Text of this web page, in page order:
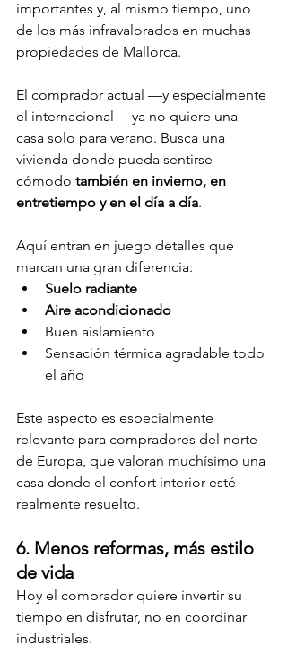
importantes y, al mismo tiempo, uno
de los más infravalorados en muchas
propiedades de Mallorca.
El comprador actual —y especialmente
el internacional— ya no quiere una
casa solo para verano. Busca una
vivienda donde pueda sentirse
cómodo también en invierno, en
entretiempo y en el día a día.
Aquí entran en juego detalles que
marcan una gran diferencia:
Suelo radiante
Aire acondicionado
Buen aislamiento
Sensación térmica agradable todo
el año
Este aspecto es especialmente
relevante para compradores del norte
de Europa, que valoran muchísimo una
casa donde el confort interior esté
realmente resuelto.
6. Menos reformas, más estilo
de vida
Hoy el comprador quiere invertir su
tiempo en disfrutar, no en coordinar
industriales.